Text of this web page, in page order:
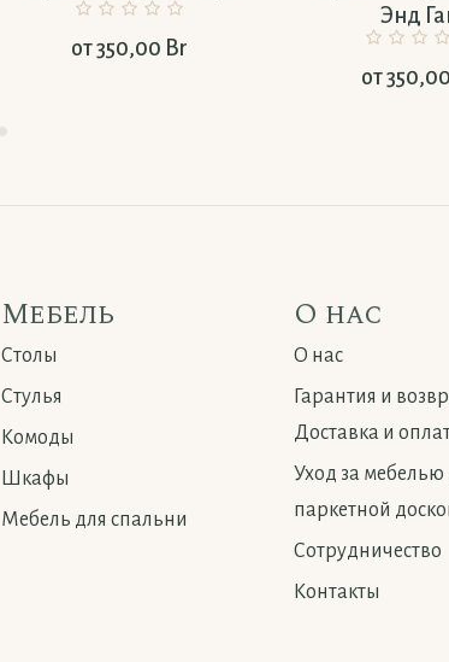
от350,00 Br
Энд
от350,00
Мебель
Столы
Стулья
Комоды
Шкафы
Мебель для спальни
О нас
О нас
Гарантия и
Доставка и
Уход за мебелью
паркетной
Сотрудничество
Контакты